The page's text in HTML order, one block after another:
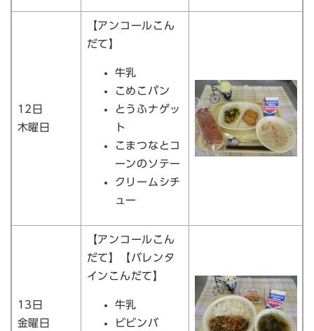
12日
木曜日
【アンコールこん
だて】
牛乳
こめこパン
とうふナゲッ
ト
こまつなとコ
ーンのソテー
クリームシチ
ュー
13日
金曜日
【アンコールこん
だて】【バレンタ
インこんだて】
牛乳
ビビンバ